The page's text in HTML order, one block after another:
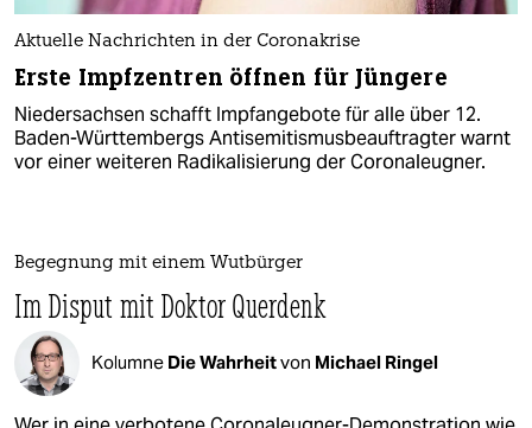
Aktuelle Nachrichten in der Coronakrise
Erste Impfzentren öffnen für Jüngere
Niedersachsen schafft Impfangebote für alle über 12.
Baden-Württembergs Antisemitismusbeauftragter warnt
vor einer weiteren Radikalisierung der Coronaleugner.
Begegnung mit einem Wutbürger
Im Disput mit Doktor Querdenk
Kolumne Die Wahrheitvon Michael Ringel